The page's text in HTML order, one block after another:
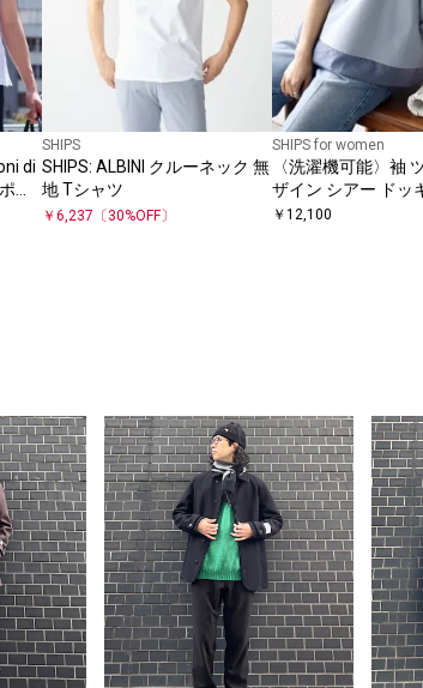
di
ロ
SHIPS
SHIPS: ALBINI クルーネック 無
地 Tシャツ
￥ 6,237 〔30%OFF〕
SHIPS for women
〈洗濯機可能〉袖
ザイン シアー ドッ
￥ 12,100